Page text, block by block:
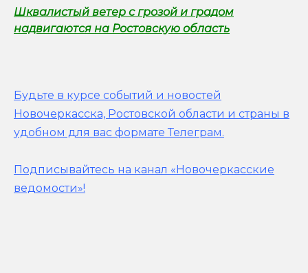
Шквалистый ветер с грозой и градом
надвигаются на Ростовскую область
Будьте в курсе событий и новостей
Новочеркасска, Ростовской области и страны в
удобном для вас формате Телеграм.
Подписывайтесь на канал «Новочеркасские
ведомости»!